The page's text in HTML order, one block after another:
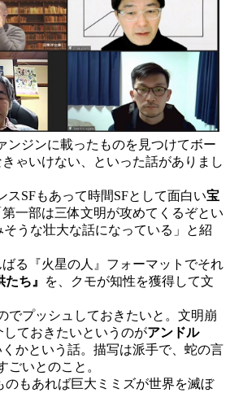
ンジンに載ったものを見つけてボー
ゃいけない、といった話がありまし
スSFもあって時間SFとして面白い宝
一部は三体文明が攻めてくるぞとい
うな壮大な話になっている」と紹
る『火星の人』フォーマットでそれ
ち』
を、クモが知性を獲得して文
でプッシュしておきたいと。文明崩
ておきたいというのがアンドル
かという話。描写は派手で、蛇の言
いとのこと。
のもあれば巨大ミミズが世界を滅ぼ